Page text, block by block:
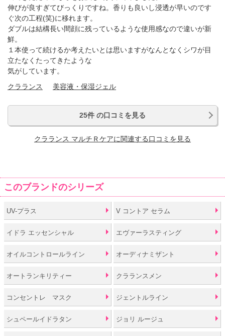
伸びが良すぎてびっくりですね。香りも良いし浸透が早いのです
ぐ次の工程(笑)に移れます。
ダブルは結構長い間顔に残っているような使用感なので違いが新
鮮。
１本使って続けるか考えたいとは思いますがなんとなくシワが目
立たなくたってきたような
気がしています。
クラランス
美容液・保湿ジェル
25件 の口コミを見る
クラランス マルチＲケアに関連する口コミを見る
このブランドのシリーズ
UV-プラス V コントア セラム
イドラ エッセンシャル エヴァーラスティング
オイルコントロールライン オーディナミザント
オートランキリティー クラランスメン
コンセントレ マスク ジェントルライン
シュペールイドラタン ジョリ ルージュ